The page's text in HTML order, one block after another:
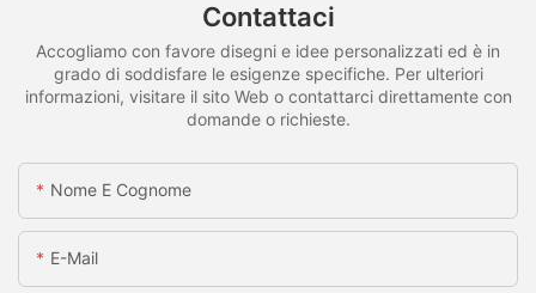
Contattaci
Accogliamo con favore disegni e idee personalizzati ed è in
grado di soddisfare le esigenze specifiche. Per ulteriori
informazioni, visitare il sito Web o contattarci direttamente con
domande o richieste.
Nome E Cognome
E-Mail